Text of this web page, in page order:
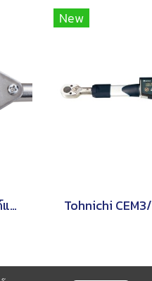
Tohnichi T-S ประแจปอนด์แบบหน้าปัดชนิดด้ามจับรูปตัว T
New